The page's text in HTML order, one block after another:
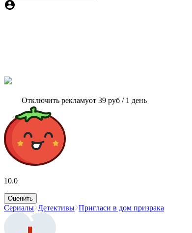
Отключить рекламуот 39 руб / 1 день
10.0
Оценить
Сериалы Детективы Пригласи в дом призрака